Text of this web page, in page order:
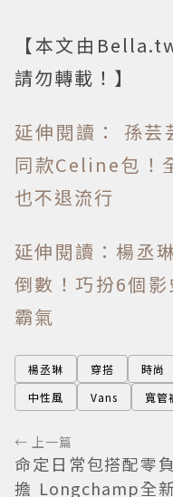
【本文由
請勿轉載！】
延伸閱讀： 孫芸
同款Celine包！
也不退流行
延伸閱讀：楊丞
倒數！巧扮6個
霸氣
楊丞琳 穿搭 時尚
中性風
Vans 寬管
← 上一篇
命定日常包搭配零負
擔 Longchamp全新